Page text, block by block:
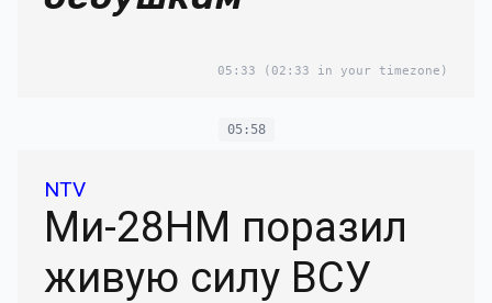
05:33 (02:33 in your timezone)
05:58
NTV
Ми-28НМ поразил
живую силу ВСУ